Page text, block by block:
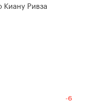
Киану Ривза
-6